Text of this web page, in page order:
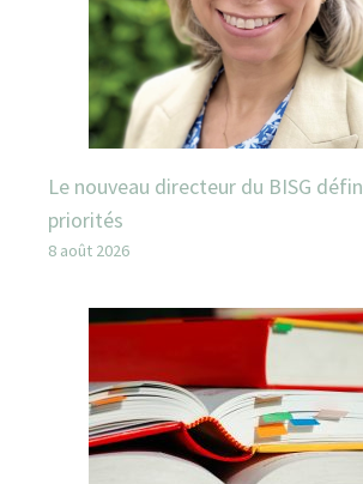
Le nouveau directeur du BISG
priorités
8 août 2026